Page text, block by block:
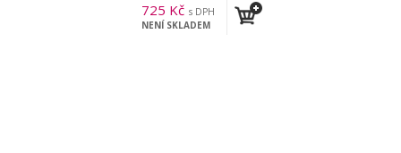
725 Kč s DPH
NENÍ SKLADEM